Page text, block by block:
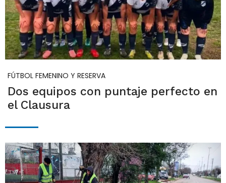
FÚTBOL FEMENINO Y RESERVA
Dos equipos con puntaje perfecto en
el Clausura